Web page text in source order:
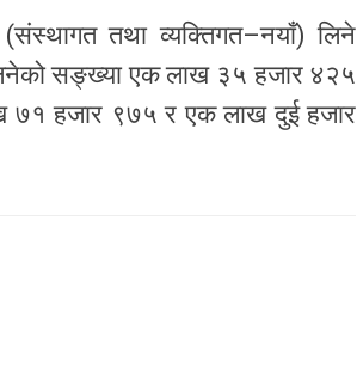
(संस्थागत तथा व्यक्तिगत–नयाँ) लिने
सङ्ख्या एक लाख ३५ हजार ४२५
७१ हजार ९७५ र एक लाख दुई हजार